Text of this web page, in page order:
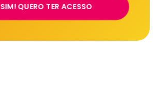
SIM! QUERO TER ACESSO